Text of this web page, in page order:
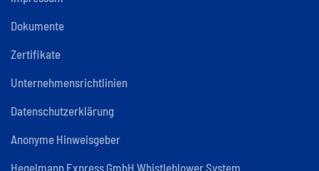
Dokumente
Zertifikate
Unternehmensrichtlinien
Datenschutzerklärung
Anonyme Hinweisgeber
Hegelmann Express GmbH Whistleblower System